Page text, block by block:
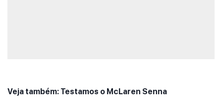
Veja também: Testamos o McLaren Senna